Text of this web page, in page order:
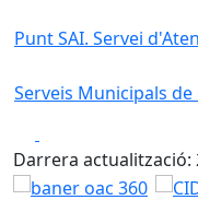
Punt SAI. Servei
Serveis Municipals
Darrera actualització: